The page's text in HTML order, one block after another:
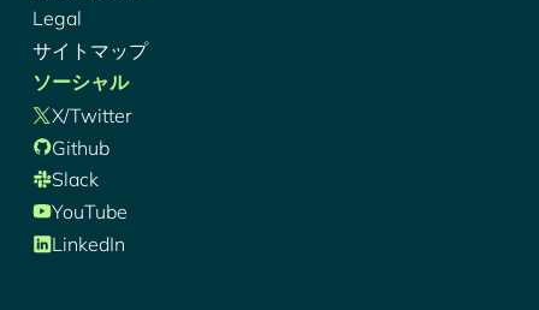
Legal
サイトマップ
ソーシャル
X/Twitter
Github
Slack
YouTube
LinkedIn